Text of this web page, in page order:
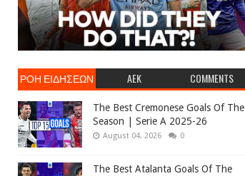
ΡΟΗ ΕΙΔΗΣΕΩΝ AEK COMMENTS
The Best Cremonese Goals Of The
Season | Serie A 2025-26
August 04, 2026 0
The Best Atalanta Goals Of The